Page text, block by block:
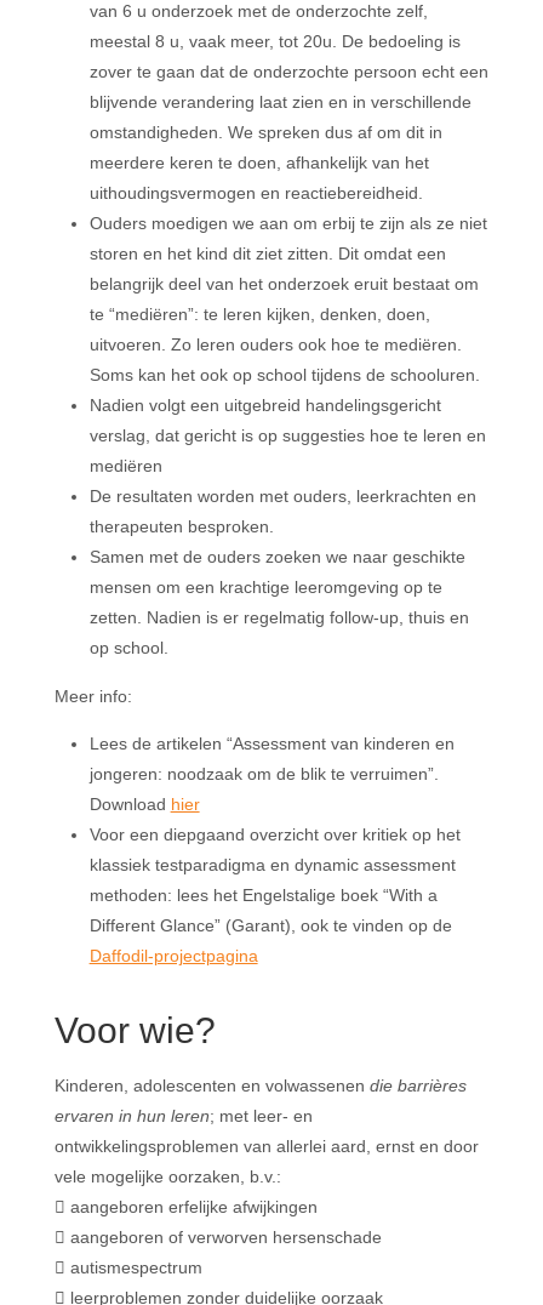
van 6 u onderzoek met de onderzochte zelf,
meestal 8 u, vaak meer, tot 20u. De bedoeling is
zover te gaan dat de onderzochte persoon echt een
blijvende verandering laat zien en in verschillende
omstandigheden. We spreken dus af om dit in
meerdere keren te doen, afhankelijk van het
uithoudingsvermogen en reactiebereidheid.
Ouders moedigen we aan om erbij te zijn als ze niet
storen en het kind dit ziet zitten. Dit omdat een
belangrijk deel van het onderzoek eruit bestaat om
te “mediëren”: te leren kijken, denken, doen,
uitvoeren. Zo leren ouders ook hoe te mediëren.
Soms kan het ook op school tijdens de schooluren.
Nadien volgt een uitgebreid handelingsgericht
verslag, dat gericht is op suggesties hoe te leren en
mediëren
De resultaten worden met ouders, leerkrachten en
therapeuten besproken.
Samen met de ouders zoeken we naar geschikte
mensen om een krachtige leeromgeving op te
zetten. Nadien is er regelmatig follow-up, thuis en
op school.
Meer info:
Lees de artikelen “Assessment van kinderen en
jongeren: noodzaak om de blik te verruimen”.
Download hier
Voor een diepgaand overzicht over kritiek op het
klassiek testparadigma en dynamic assessment
methoden: lees het Engelstalige boek “With a
Different Glance” (Garant), ook te vinden op de
Daffodil-projectpagina
Voor wie?
Kinderen, adolescenten en volwassenen die barrières
ervaren in hun leren; met leer- en
ontwikkelingsproblemen van allerlei aard, ernst en door
vele mogelijke oorzaken, b.v.:
 aangeboren erfelijke afwijkingen
 aangeboren of verworven hersenschade
 autismespectrum
 leerproblemen zonder duidelijke oorzaak